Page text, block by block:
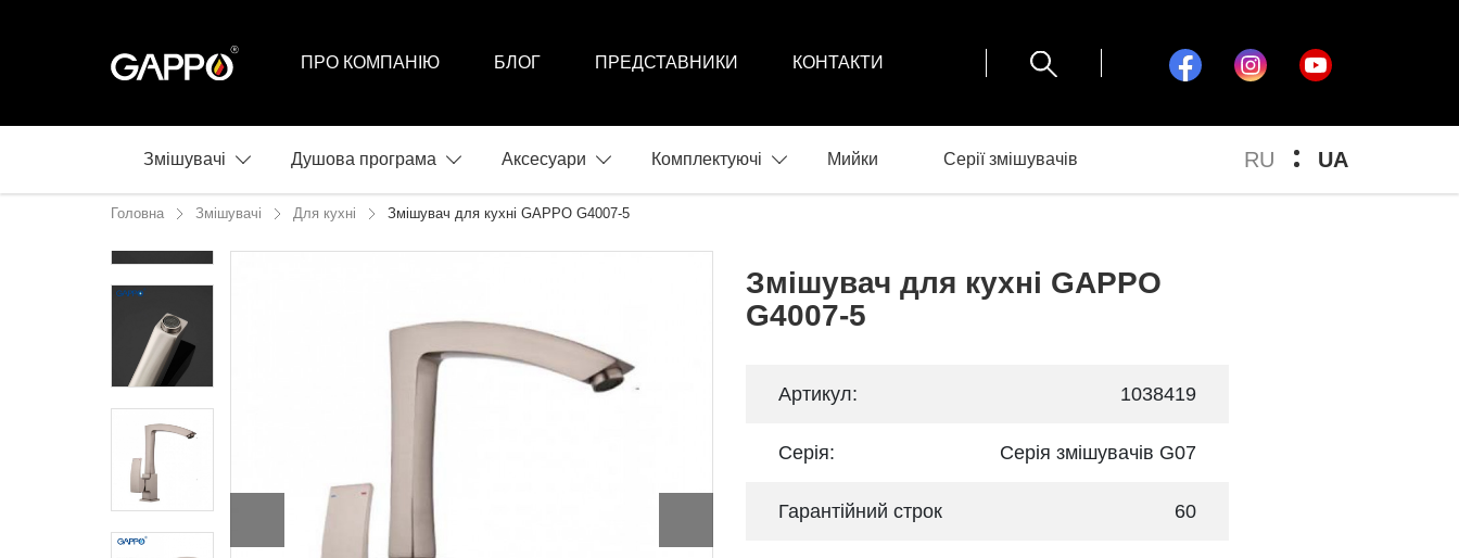
ПРО КОМПАНІЮ БЛОГ ПРЕДСТАВНИКИ КОНТАКТИ
RU UA
Змішувачі Душова програма Аксесуари Комплектуючі Мийки Серії змішувачів
Головна Змішувачі Для кухні Змішувач для кухні GAPPO G4007-5
Змішувач для кухні GAPPO
G4007-5
Артикул: 1038419
Серія: Серія змішувачів G07
Гарантійний строк 60